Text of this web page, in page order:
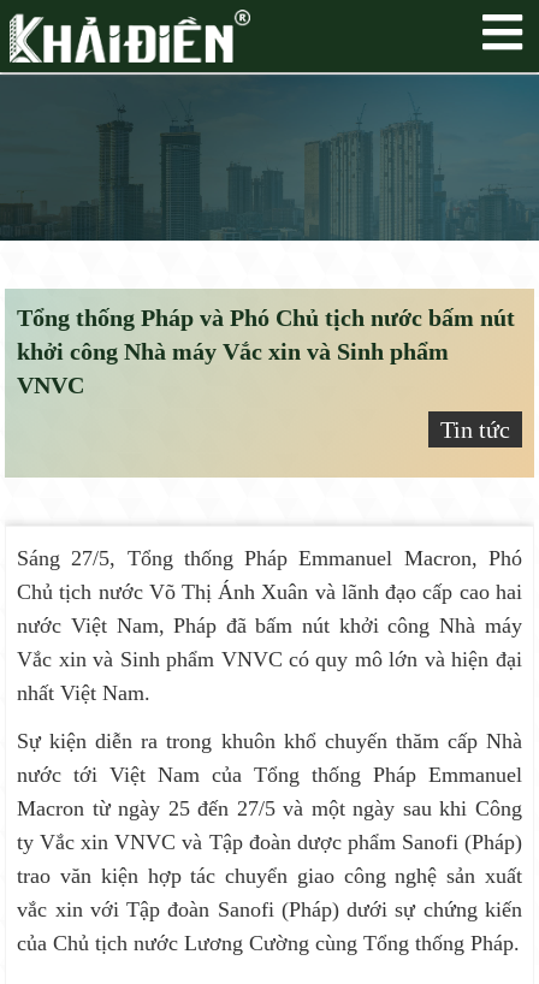
Tổng thống Pháp và Phó Chủ tịch nước bấm nút
khởi công Nhà máy Vắc xin và Sinh phẩm
VNVC
Tin tức
Sáng 27/5, Tổng thống Pháp Emmanuel Macron, Phó
Chủ tịch nước Võ Thị Ánh Xuân và lãnh đạo cấp cao hai
nước Việt Nam, Pháp đã bấm nút khởi công Nhà máy
Vắc xin và Sinh phẩm VNVC có quy mô lớn và hiện đại
nhất Việt Nam.
Sự kiện diễn ra trong khuôn khổ chuyến thăm cấp Nhà
nước tới Việt Nam của Tổng thống Pháp Emmanuel
Macron từ ngày 25 đến 27/5 và một ngày sau khi Công
ty Vắc xin VNVC và Tập đoàn dược phẩm Sanofi (Pháp)
trao văn kiện hợp tác chuyển giao công nghệ sản xuất
vắc xin với Tập đoàn Sanofi (Pháp) dưới sự chứng kiến
của Chủ tịch nước Lương Cường cùng Tổng thống Pháp.